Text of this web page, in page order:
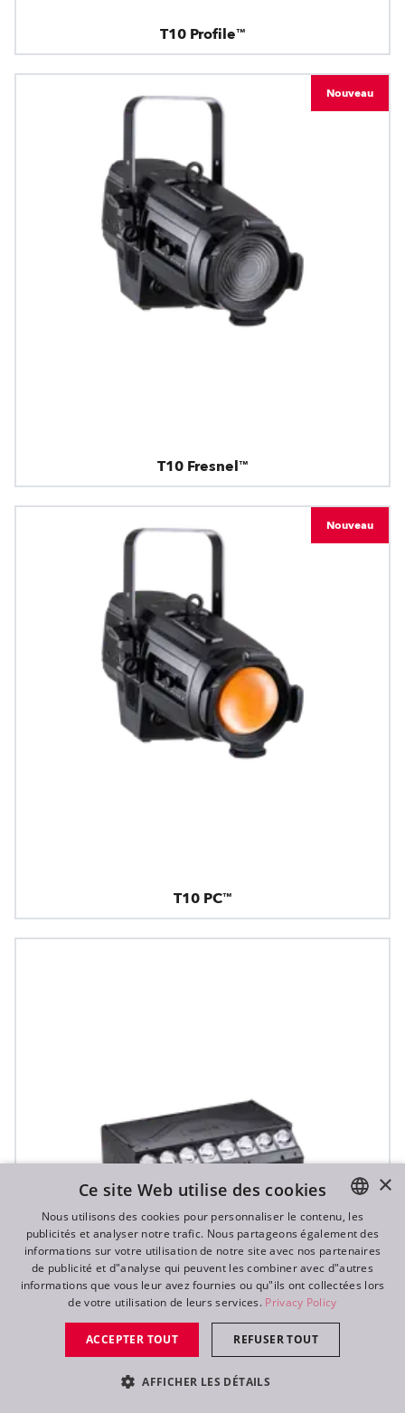
T10 Profile™
T10 Fresnel™
Nouveau
T10 PC™
Nouveau
T31 Cyc™
ENGLISH
DE
RU
×
Ce site Web utilise des cookies
Nous utilisons des cookies pour personnaliser le contenu, les
publicités et analyser notre trafic. Nous partageons également des
informations sur votre utilisation de notre site avec nos partenaires
de publicité et d"analyse qui peuvent les combiner avec d"autres
informations que vous leur avez fournies ou qu"ils ont collectées lors
de votre utilisation de leurs services. Privacy Policy
ACCEPTER TOUT REFUSER TOUT
AFFICHER LES DÉTAILS